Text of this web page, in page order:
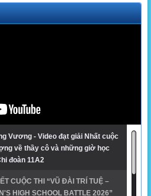
Vương - Video đạt giải Nhất cuộc
về thầy cô và những giờ học
đoàn 11A2
CUỘC THI “VŨ ĐÀI TRÍ TUỆ –
HIGH SCHOOL BATTLE 2026”